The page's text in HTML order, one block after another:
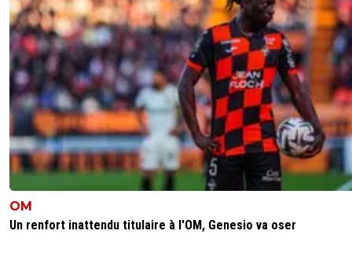
OM
Un renfort inattendu titulaire à l'OM, Genesio va oser